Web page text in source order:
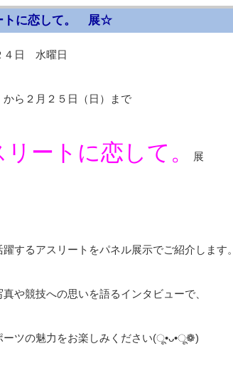
に恋して。 展☆
４日 水曜日
から２月２５日（日）まで
リートに恋して。 展
するアスリートをパネル展示でご紹介します。
や競技への思いを語るインタビューで、
ーツの魅力をお楽しみください(ू•ᴗ•ू❁)